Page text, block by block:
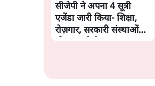
सीजेपी ने अपना 4 सूत्री
एजेंडा जारी किया- शिक्षा,
रोज़गार, सरकारी संस्थाओं